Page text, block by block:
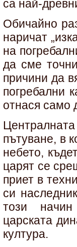
са най-
Обичайно
наричат
на
да сме
причини да
погребални
отнася само
пътуване, в
небето,
царят се
приет в
си
този начин
царската
култура.